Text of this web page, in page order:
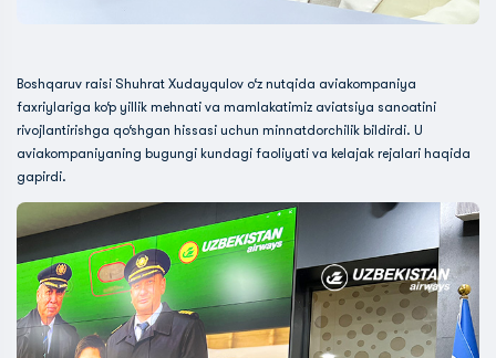
Boshqaruv raisi Shuhrat Xudayqulov o‘z nutqida aviakompaniya
faxriylariga ko‘p yillik mehnati va mamlakatimiz aviatsiya sanoatini
rivojlantirishga qo‘shgan hissasi uchun minnatdorchilik bildirdi. U
aviakompaniyaning bugungi kundagi faoliyati va kelajak rejalari haqida
gapirdi.